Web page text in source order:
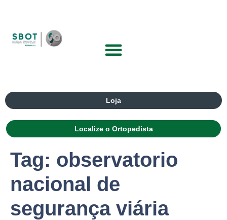
Loja
Localize o Ortopedista
Tag: observatorio
nacional de
segurança viária